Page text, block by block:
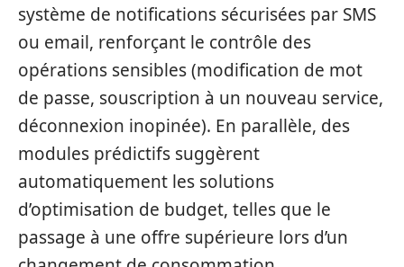
système de notifications sécurisées par SMS
ou email, renforçant le contrôle des
opérations sensibles (modification de mot
de passe, souscription à un nouveau service,
déconnexion inopinée). En parallèle, des
modules prédictifs suggèrent
automatiquement les solutions
d’optimisation de budget, telles que le
passage à une offre supérieure lors d’un